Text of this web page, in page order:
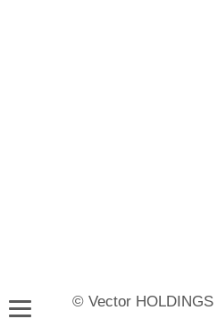
© Vector